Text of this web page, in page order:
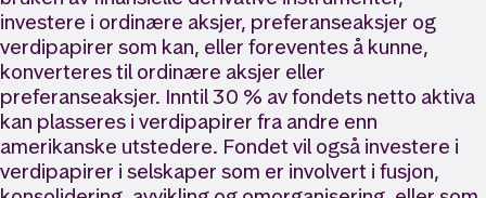
investere i ordinære aksjer, preferanseaksjer og
verdipapirer som kan, eller foreventes å kunne,
konverteres til ordinære aksjer eller
preferanseaksjer. Inntil 30 % av fondets netto aktiva
kan plasseres i verdipapirer fra andre enn
amerikanske utstedere. Fondet vil også investere i
verdipapirer i selskaper som er involvert i fusjon,